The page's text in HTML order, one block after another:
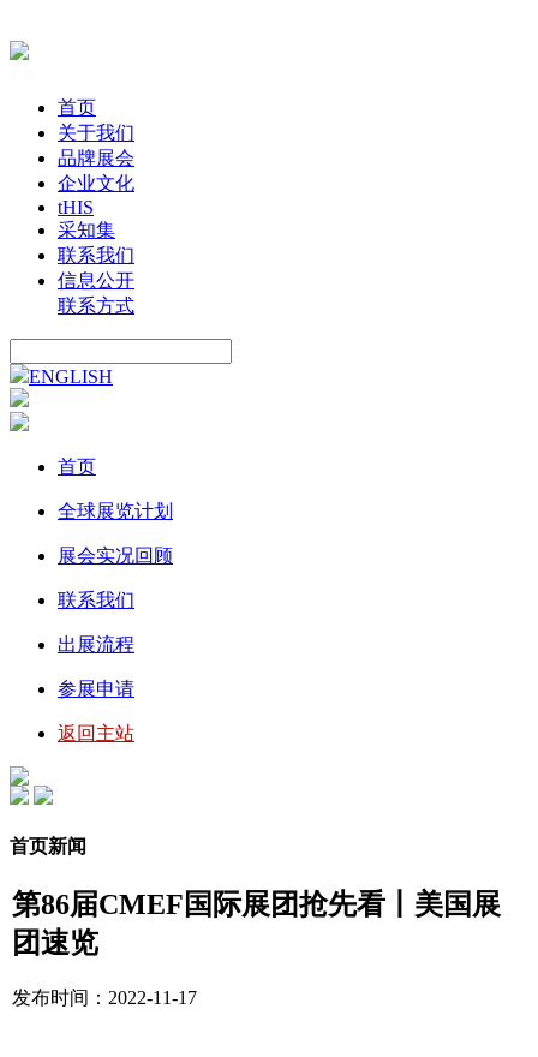
首页
关于我们
品牌展会
企业文化
tHIS
采知集
联系我们
信息公开
联系方式
ENGLISH
首页
全球展览计划
展会实况回顾
联系我们
出展流程
参展申请
返回主站
首页新闻
第86届CMEF国际展团抢先看丨美国展
团速览
发布时间：2022-11-17